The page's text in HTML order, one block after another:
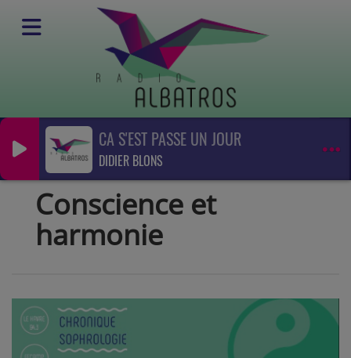
CA S'EST PASSE UN JOUR
DIDIER BLONS
Emissions Santé
Conscience et
harmonie